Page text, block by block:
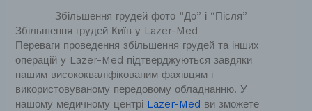
Збільшення грудей фото “До” і “Після”
Збільшення грудей Київ у Lazer-Med
Переваги проведення збільшення грудей та інших
операцій у Lazer-Med підтверджуються завдяки
нашим висококваліфікованим фахівцям і
використовуваному передовому обладнанню. У
нашому медичному центрі Lazer-Med ви зможете